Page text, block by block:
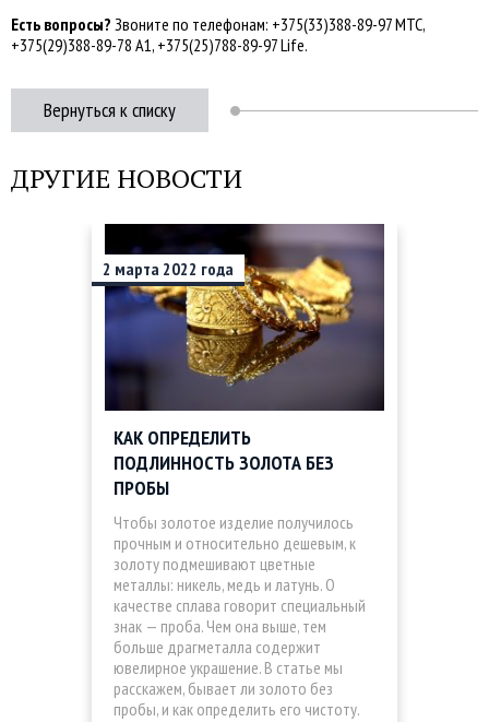
Есть вопросы? Звоните по телефонам: +375(33)388-89-97 МТС,
+375(29)388-89-78 А1, +375(25)788-89-97 Life.
Вернуться к списку
ДРУГИЕ НОВОСТИ
2 марта 2022 года
КАК ОПРЕДЕЛИТЬ
ПОДЛИННОСТЬ ЗОЛОТА БЕЗ
ПРОБЫ
Чтобы золотое изделие получилось
прочным и относительно дешевым, к
золоту подмешивают цветные
металлы: никель, медь и латунь. О
качестве сплава говорит специальный
знак — проба. Чем она выше, тем
больше драгметалла содержит
ювелирное украшение. В статье мы
расскажем, бывает ли золото без
пробы, и как определить его чистоту.